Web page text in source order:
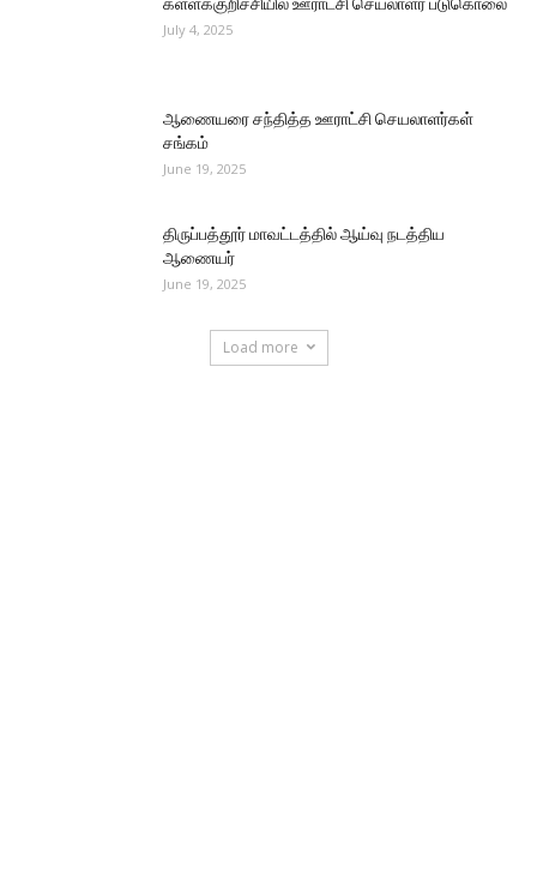
July 4, 2025
ஆணையரை சந்தித்த ஊராட்சி செயலாளர்கள்
சங்கம்
June 19, 2025
திருப்பத்தூர் மாவட்டத்தில் ஆய்வு நடத்திய
ஆணையர்
June 19, 2025
Load more